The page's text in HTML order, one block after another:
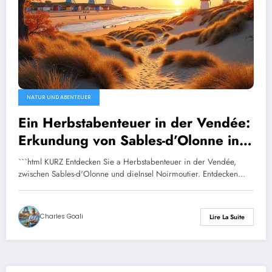
NATUR UND ABENTEUER
Ein Herbstabenteuer in der Vendée:
Erkundung von Sables-d’Olonne in
Noirmoutier
```html KURZ Entdecken Sie a Herbstabenteuer in der Vendée,
zwischen Sables-d'Olonne und dieInsel Noirmoutier. Entdecken…
Charles Goali Lire La Suite